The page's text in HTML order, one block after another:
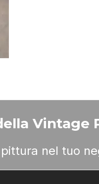
Vintage
nel tuo